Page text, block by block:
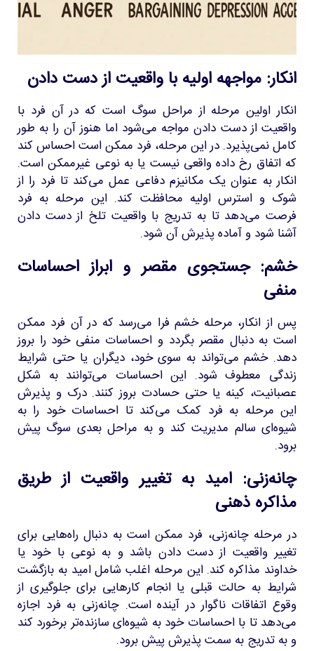
انکار: مواجهه اولیه با واقعیت از دست دادن
انکار اولین مرحله از مراحل سوگ است که در آن فرد با
واقعیت از دست دادن مواجه می‌شود اما هنوز آن را به طور
کامل نمی‌پذیرد. در این مرحله، فرد ممکن است احساس کند
که اتفاق رخ داده واقعی نیست یا به نوعی غیرممکن است.
انکار به عنوان یک مکانیزم دفاعی عمل می‌کند تا فرد را از
شوک و استرس اولیه محافظت کند. این مرحله به فرد
فرصت می‌دهد تا به تدریج با واقعیت تلخ از دست دادن
آشنا شود و آماده پذیرش آن شود.
خشم: جستجوی مقصر و ابراز احساسات
منفی
پس از انکار، مرحله خشم فرا می‌رسد که در آن فرد ممکن
است به دنبال مقصر بگردد و احساسات منفی خود را بروز
دهد. خشم می‌تواند به سوی خود، دیگران یا حتی شرایط
زندگی معطوف شود. این احساسات می‌توانند به شکل
عصبانیت، کینه یا حتی حسادت بروز کنند. درک و پذیرش
این مرحله به فرد کمک می‌کند تا احساسات خود را به
شیوه‌ای سالم مدیریت کند و به مراحل بعدی سوگ پیش
برود.
چانه‌زنی: امید به تغییر واقعیت از طریق
مذاکره ذهنی
در مرحله چانه‌زنی، فرد ممکن است به دنبال راه‌هایی برای
تغییر واقعیت از دست دادن باشد و به نوعی با خود یا
خداوند مذاکره کند. این مرحله اغلب شامل امید به بازگشت
شرایط به حالت قبلی یا انجام کارهایی برای جلوگیری از
وقوع اتفاقات ناگوار در آینده است. چانه‌زنی به فرد اجازه
می‌دهد تا با احساسات خود به شیوه‌ای سازنده‌تر برخورد کند
و به تدریج به سمت پذیرش پیش برود.